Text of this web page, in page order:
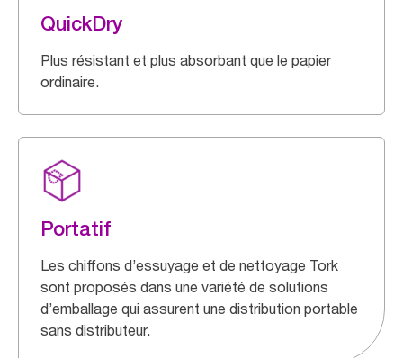
QuickDry
Plus résistant et plus absorbant que le papier
ordinaire.
Portatif
Les chiffons d’essuyage et de nettoyage Tork
sont proposés dans une variété de solutions
d’emballage qui assurent une distribution portable
sans distributeur.